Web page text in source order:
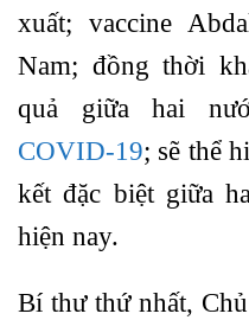
xuất; vaccine
Nam; đồng thời
quả giữa hai
COVID-19; sẽ thể
kết đặc biệt giữa
hiện nay.
Bí thư thứ nhất,